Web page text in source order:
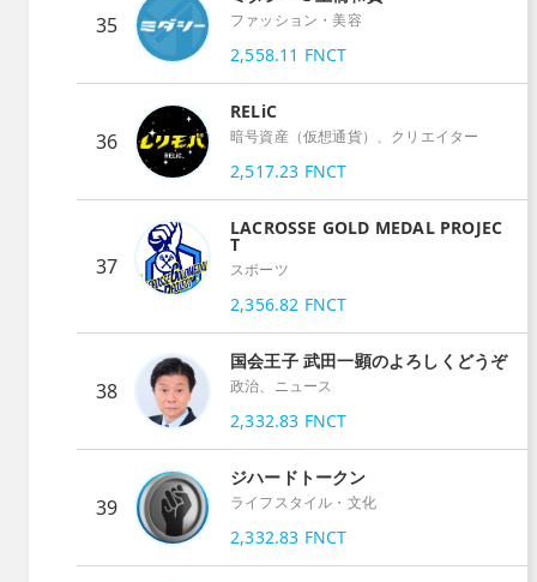
35 ファッション・美容
2,558.11 FNCT
36
RELiC
暗号資産（仮想通貨）、クリエイター
2,517.23 FNCT
37
LACROSSE GOLD MEDAL PROJEC
T
スポーツ
2,356.82 FNCT
38
国会王子 武田一顕のよろしくどうぞ
政治、ニュース
2,332.83 FNCT
39
ジハードトークン
ライフスタイル・文化
2,332.83 FNCT